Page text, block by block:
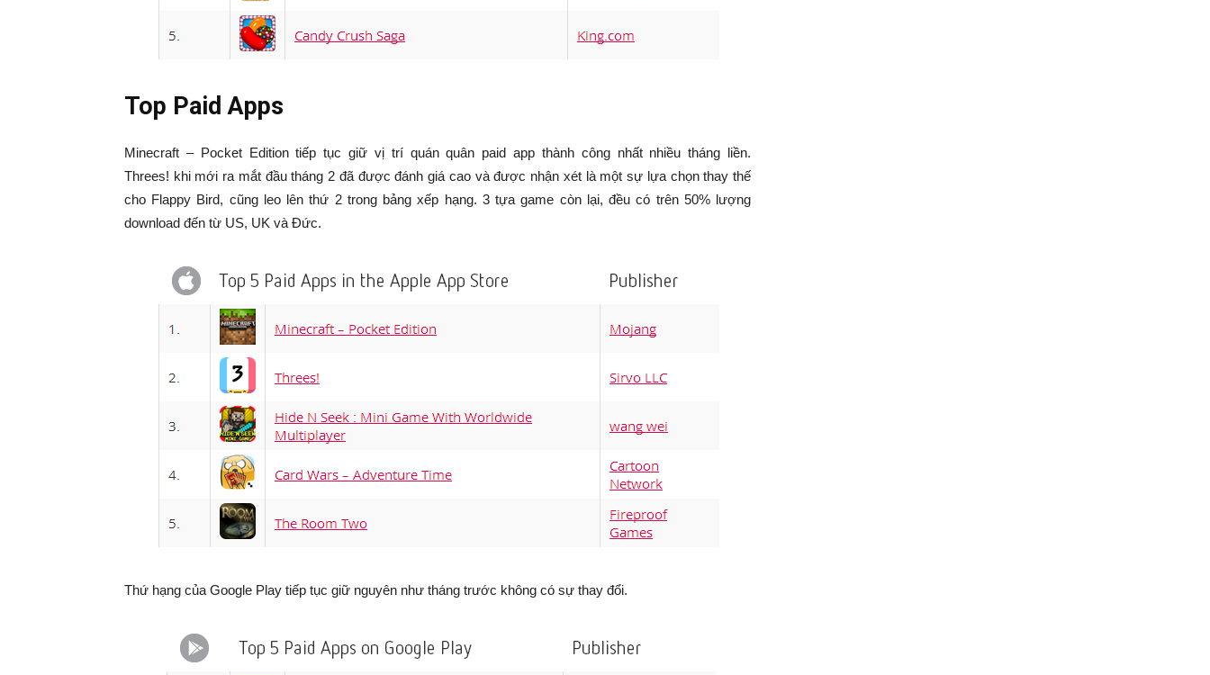
Top Paid Apps
Minecraft – Pocket Edition tiếp tục giữ vị trí quán quân paid app thành công nhất nhiều tháng liền.
Threes! khi mới ra mắt đầu tháng 2 đã được đánh giá cao và được nhận xét là một sự lựa chọn thay thế
cho Flappy Bird, cũng leo lên thứ 2 trong bảng xếp hạng. 3 tựa game còn lại, đều có trên 50% lượng
download đến từ US, UK và Đức.
Thứ hạng của Google Play tiếp tục giữ nguyên như tháng trước không có sự thay đổi.